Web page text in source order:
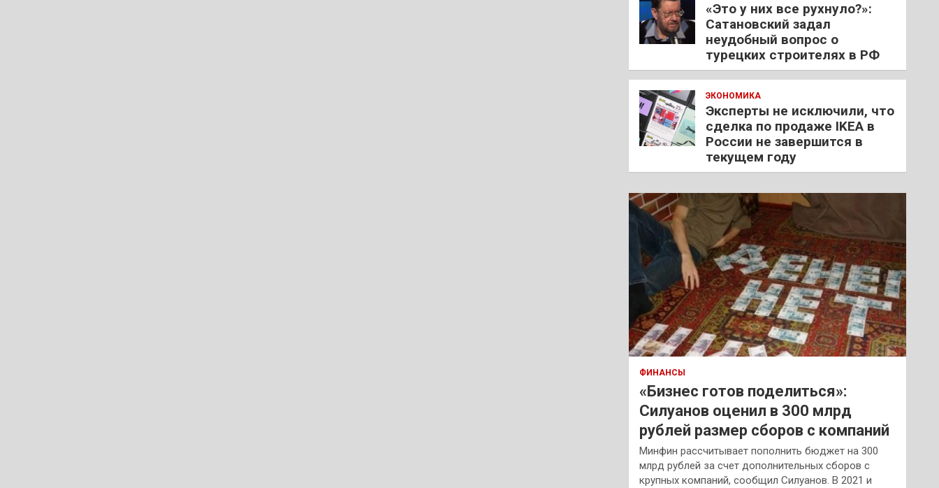
«Это у них все рухнуло?»:
Сатановский задал
неудобный вопрос о
турецких строителях в РФ
ЭКОНОМИКА
Эксперты не исключили, что
сделка по продаже IKEA в
России не завершится в
текущем году
ФИНАНСЫ
«Бизнес готов поделиться»:
Силуанов оценил в 300 млрд
рублей размер сборов с компаний
Минфин рассчитывает пополнить бюджет на 300
млрд рублей за счет дополнительных сборов с
крупных компаний, сообщил Силуанов. В 2021 и